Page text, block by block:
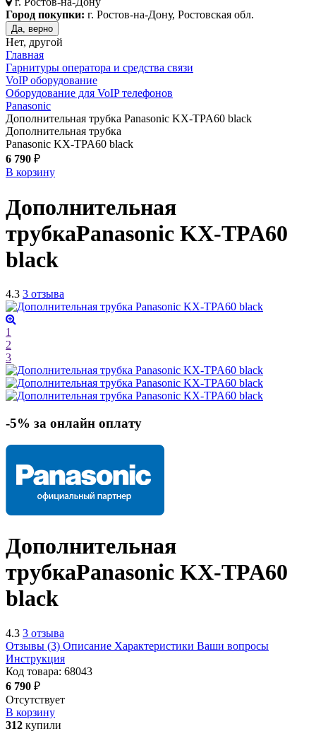
Город покупки: г. Ростов-на-Дону, Ростовская обл.
Да, верно
Нет, другой
Главная
Гарнитуры оператора и средства связи
VoIP оборудование
Оборудование для VoIP телефонов
Panasonic
Дополнительная трубка Panasonic KX-TPA60 black
Дополнительная трубка
Panasonic KX-TPA60 black
6 790 ₽
В корзину
Дополнительная
трубкаPanasonic KX-TPA60
black
4.3 3 отзыва
1
2
3
-5% за онлайн оплату
Дополнительная
трубкаPanasonic KX-TPA60
black
4.3 3 отзыва
Отзывы (3) Описание Характеристики Ваши вопросы
Инструкция
Код товара: 68043
6 790 ₽
Отсутствует
В корзину
312 купили